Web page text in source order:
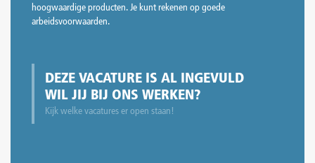
hoogwaardige producten. Je kunt rekenen op goede
arbeidsvoorwaarden.
DEZE VACATURE IS AL INGEVULD
WIL JIJ BIJ ONS WERKEN?
Kijk welke vacatures er open staan!